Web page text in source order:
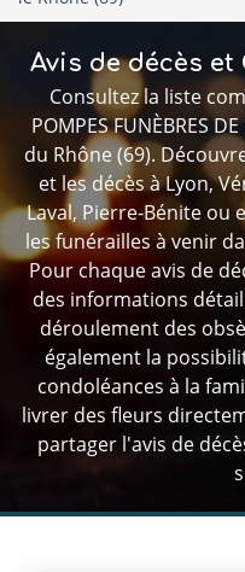
Avis de décès et
Consultez la liste
POMPES FUNÈBRES
du Rhône (69).
et les décès à Lyon,
Laval, Pierre-Bénite ou
les funérailles à venir
Pour chaque avis de
des informations
déroulement des
également la
condoléances à la
livrer des fleurs
partager l'avis de